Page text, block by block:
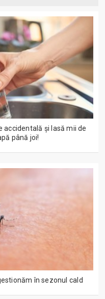
accidentală și lasă mii de
până joi!
în sezonul cald